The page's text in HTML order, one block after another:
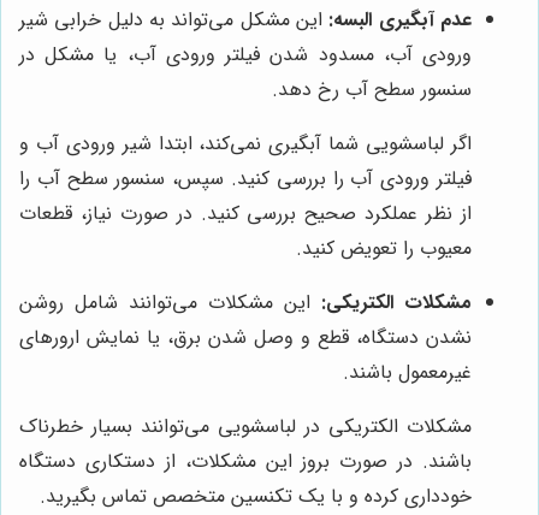
عدم آبگیری البسه: این مشکل می‌تواند به دلیل خرابی شیر
ورودی آب، مسدود شدن فیلتر ورودی آب، یا مشکل در
سنسور سطح آب رخ دهد.
اگر لباسشویی شما آبگیری نمی‌کند، ابتدا شیر ورودی آب و
فیلتر ورودی آب را بررسی کنید. سپس، سنسور سطح آب را
از نظر عملکرد صحیح بررسی کنید. در صورت نیاز، قطعات
معیوب را تعویض کنید.
مشکلات الکتریکی: این مشکلات می‌توانند شامل روشن
نشدن دستگاه، قطع و وصل شدن برق، یا نمایش ارورهای
غیرمعمول باشند.
مشکلات الکتریکی در لباسشویی می‌توانند بسیار خطرناک
باشند. در صورت بروز این مشکلات، از دستکاری دستگاه
خودداری کرده و با یک تکنسین متخصص تماس بگیرید.